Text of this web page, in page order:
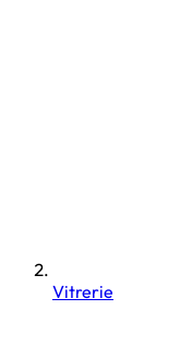
Vitrerie